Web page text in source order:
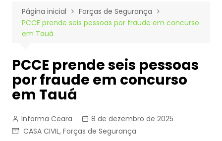
Página inicial
Forças de Segurança
PCCE prende seis pessoas por fraude em concurso
em Tauá
PCCE prende seis pessoas
por fraude em concurso
em Tauá
Informa Ceara
8 de dezembro de 2025
CASA CIVIL, Forças de Segurança